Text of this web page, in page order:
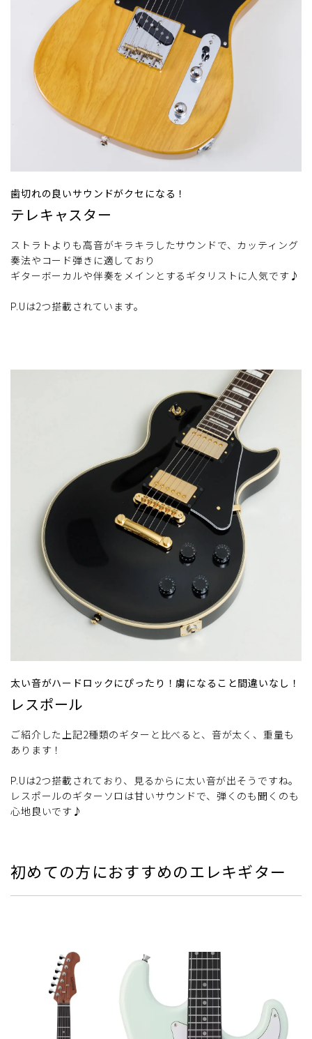
歯切れの良いサウンドがクセになる！
テレキャスター
ストラトよりも高音がキラキラしたサウンドで、カッティング
奏法やコード弾きに適しており
ギターボーカルや伴奏をメインとするギタリストに人気です♪
P.Uは2つ搭載されています。
太い音がハードロックにぴったり！虜になること間違いなし！
レスポール
ご紹介した上記2種類のギターと比べると、音が太く、重量も
あります！
P.Uは2つ搭載されており、見るからに太い音が出そうですね。
レスポールのギターソロは甘いサウンドで、弾くのも聞くのも
心地良いです♪
初めての方におすすめのエレキギター